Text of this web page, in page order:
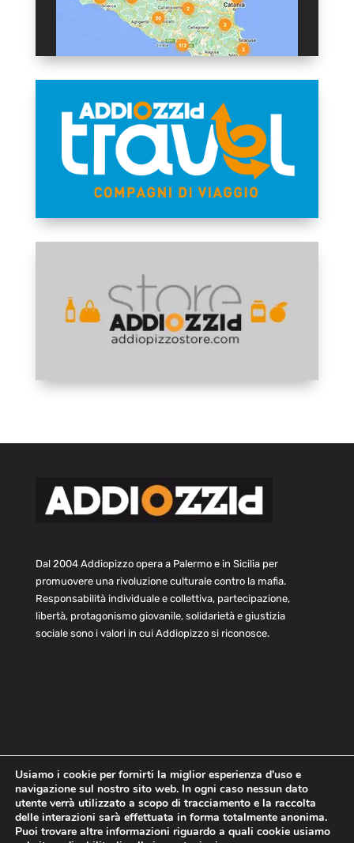
Dal 2004 Addiopizzo opera a Palermo e in Sicilia per
promuovere una rivoluzione culturale contro la mafia.
Responsabilità individuale e collettiva, partecipazione,
libertà, protagonismo giovanile, solidarietà e giustizia
sociale sono i valori in cui Addiopizzo si riconosce.
Home Statuto e bilancio
Contatti
Privacy
Cookie Child Protection Policy
Usiamo i cookie per fornirti la miglior esperienza d'uso e
navigazione sul nostro sito web. In ogni caso nessun dato
utente verrà utilizzato a scopo di tracciamento e la raccolta
delle interazioni sarà effettuata in forma totalmente anonima.
Puoi trovare altre informazioni riguardo a quali cookie usiamo